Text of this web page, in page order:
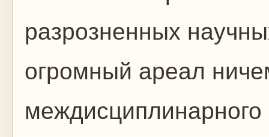
разрозненных
огромный ареал